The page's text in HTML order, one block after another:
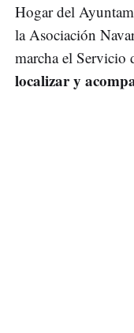
Hogar del
la Asociación
marcha el Servicio
localizar y